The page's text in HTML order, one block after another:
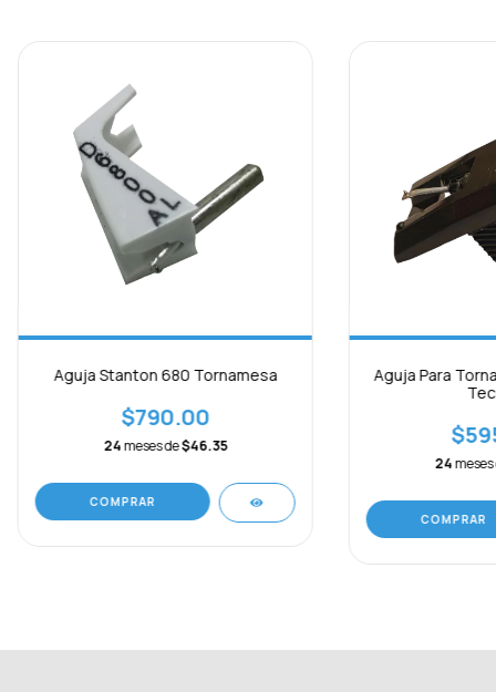
Aguja Stanton 680 Tornamesa
$790.00
24meses de$46.35
COMPRAR
Aguja Para
24
COMPRAR